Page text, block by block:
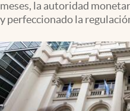
Infotechnology
Clima
Mundial 2026
Eventos Corporativos
meses, la autoridad
y perfeccionado la